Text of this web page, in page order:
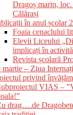
Dragoș marin,
Călărași
în anul școlar
Foaia cenaclului
Elevii Liceului
implicați în
Revista școlară
martie – Ziua
privind
VIAS –
drag….de